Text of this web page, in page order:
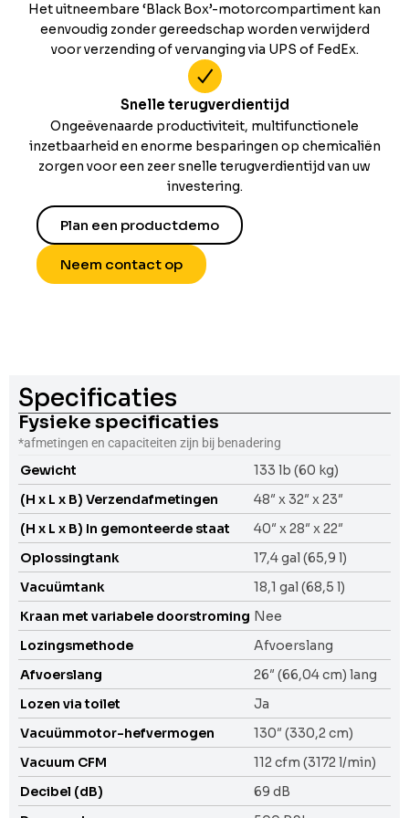
Het uitneembare ‘Black Box’-motorcompartiment kan
eenvoudig zonder gereedschap worden verwijderd
voor verzending of vervanging via UPS of FedEx.
Snelle terugverdientijd
Ongeëvenaarde productiviteit, multifunctionele
inzetbaarheid en enorme besparingen op chemicaliën
zorgen voor een zeer snelle terugverdientijd van uw
investering.
Plan een productdemo
Neem contact op
Specificaties
Fysieke specificaties
*afmetingen en capaciteiten zijn bij benadering
Gewicht
133 lb (60 kg)
(H x L x B) Verzendafmetingen
48″ x 32″ x 23″
(H x L x B) In gemonteerde staat
40″ x 28″ x 22″
Oplossingtank
17,4 gal (65,9 l)
Vacuümtank
18,1 gal (68,5 l)
Kraan met variabele doorstroming Nee
Lozingsmethode
Afvoerslang
Afvoerslang
26″ (66,04 cm) lang
Lozen via toilet
Ja
Vacuümmotor-hefvermogen
130″ (330,2 cm)
Vacuum CFM
112 cfm (3172 l/min)
Decibel (dB)
69 dB